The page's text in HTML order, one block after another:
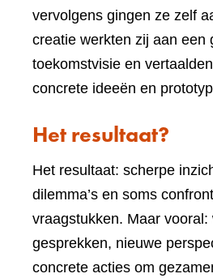
vervolgens gingen ze zelf
creatie werkten zij aan een
toekomstvisie en
concrete ideeën en
Het resultaat?
Het resultaat: scherpe
dilemma’s en soms
vraagstukken. Maar vooral:
gesprekken, nieuwe
concrete acties om